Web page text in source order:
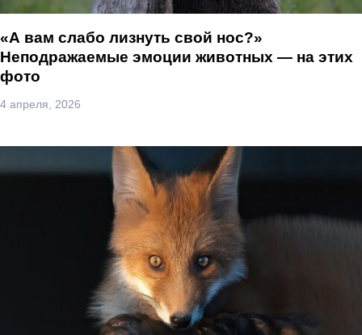
«А вам слабо лизнуть свой нос?»
Неподражаемые эмоции животных — на этих
фото
4 апреля, 2026